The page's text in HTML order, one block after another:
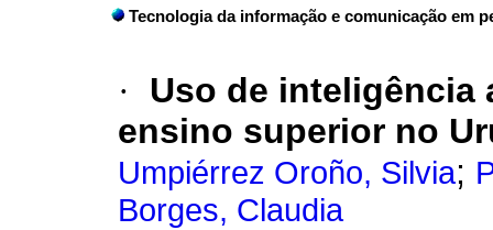
Tecnologia da informação e comunicação em
·
Uso de
ensino superior no
Umpiérrez Oroño, Silvia;
Borges, Claudia